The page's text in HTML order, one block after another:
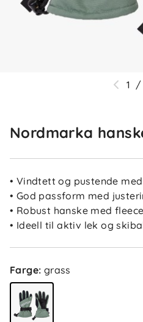
1 /
Nordmarka
• Vindtett og pustende
• God passform med
• Robust hanske med
• Ideell til aktiv lek og
Farge: grass